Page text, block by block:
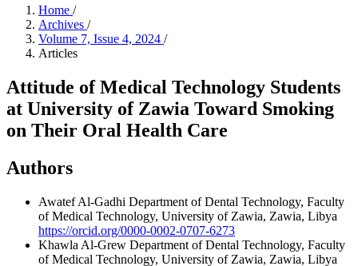
Home /
Archives /
Volume 7, Issue 4, 2024 /
Articles
Attitude of Medical Technology Students
at University of Zawia Toward Smoking
on Their Oral Health Care
Authors
Awatef Al-Gadhi Department of Dental Technology, Faculty
of Medical Technology, University of Zawia, Zawia, Libya
https://orcid.org/0000-0002-0707-6273
Khawla Al-Grew Department of Dental Technology, Faculty
of Medical Technology, University of Zawia, Zawia, Libya